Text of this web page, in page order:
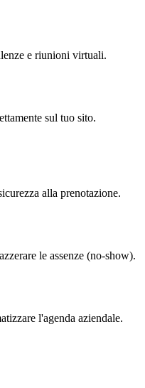
e riunioni virtuali.
sul tuo sito.
alla prenotazione.
le assenze (no-show).
l'agenda aziendale.